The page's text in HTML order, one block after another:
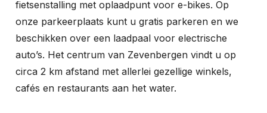
fietsenstalling met oplaadpunt voor e-bikes. Op
onze parkeerplaats kunt u gratis parkeren en we
beschikken over een laadpaal voor electrische
auto’s. Het centrum van Zevenbergen vindt u op
circa 2 km afstand met allerlei gezellige winkels,
cafés en restaurants aan het water.